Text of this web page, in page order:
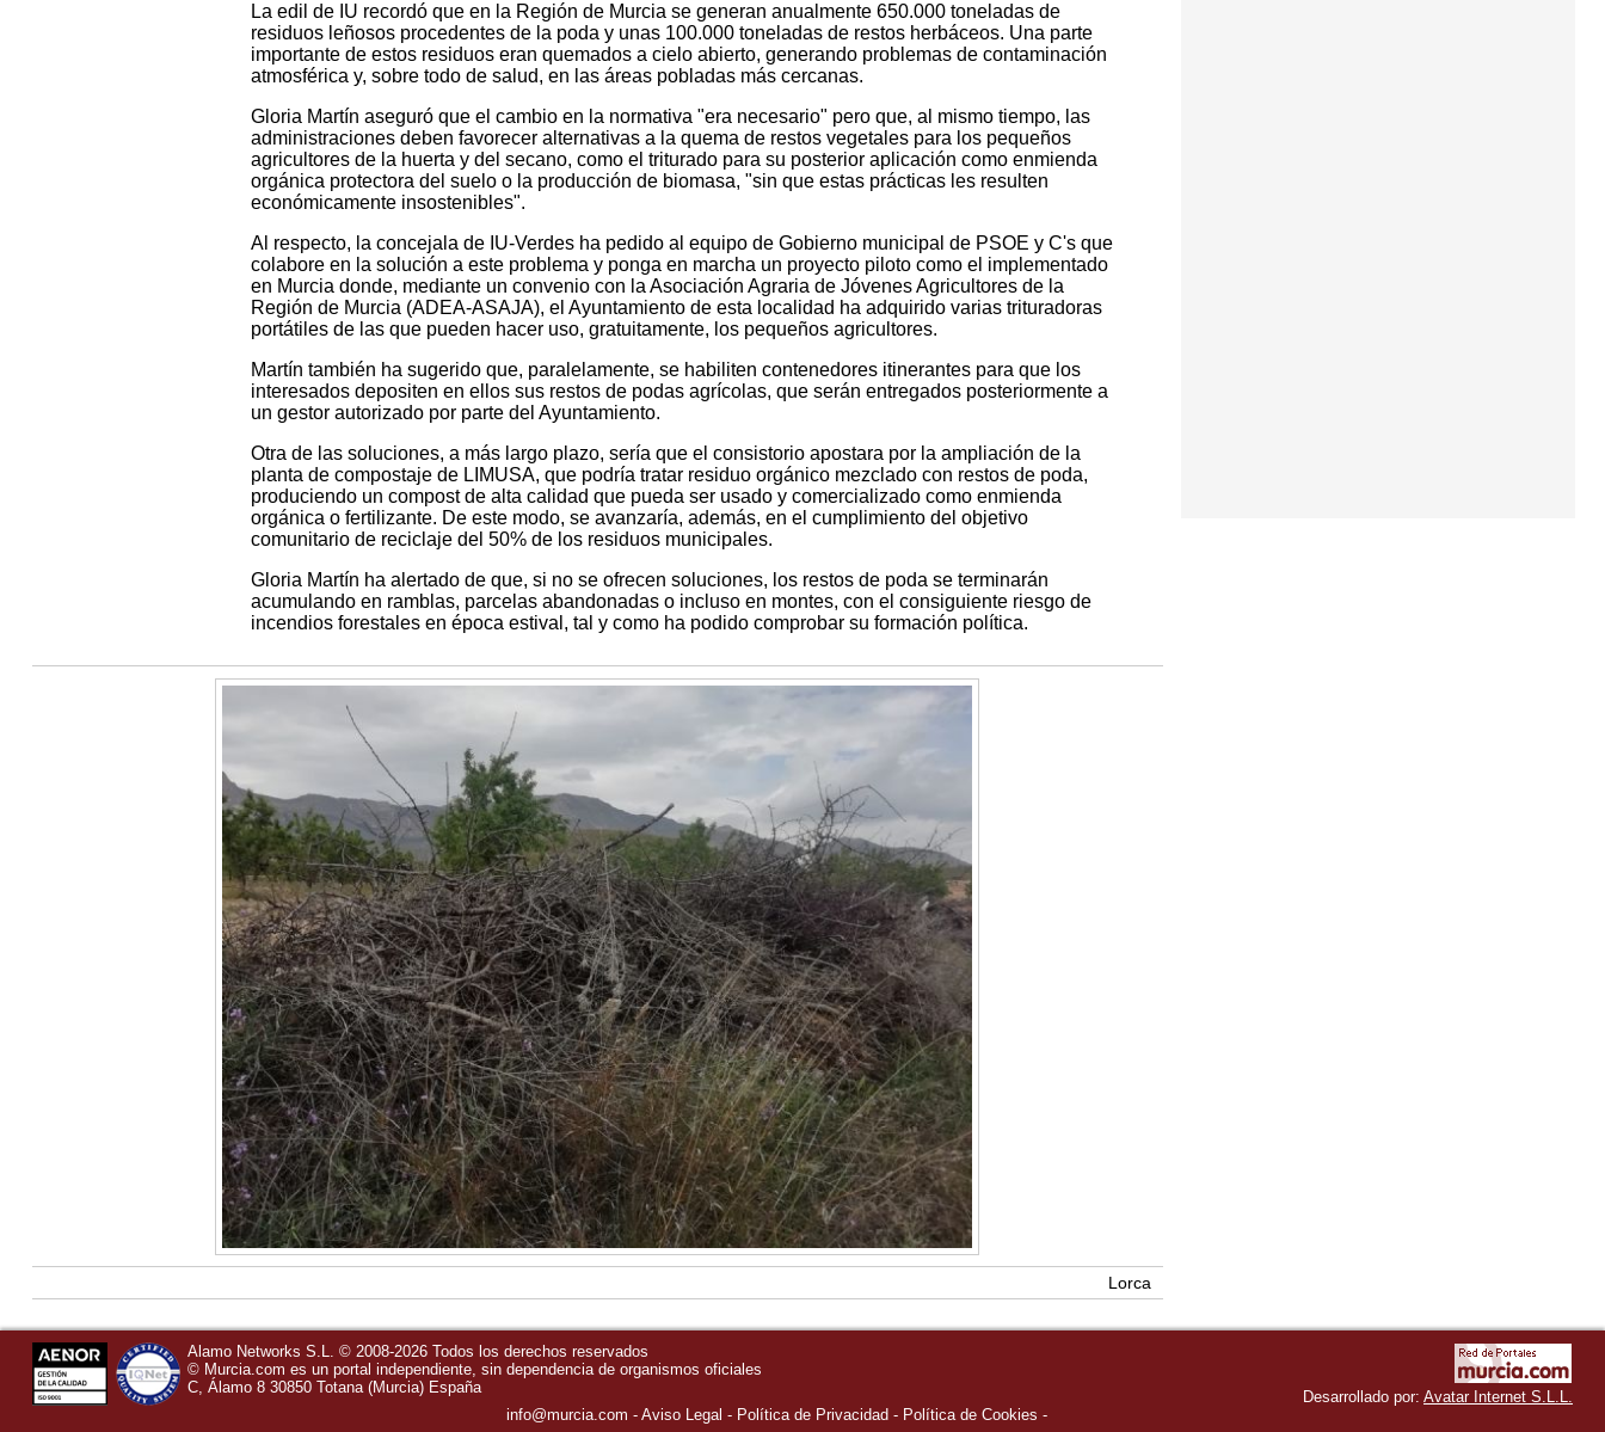
La edil de IU recordó que en la Región de Murcia se generan anualmente 650.000 toneladas de
residuos leñosos procedentes de la poda y unas 100.000 toneladas de restos herbáceos. Una parte
importante de estos residuos eran quemados a cielo abierto, generando problemas de contaminación
atmosférica y, sobre todo de salud, en las áreas pobladas más cercanas.
Gloria Martín aseguró que el cambio en la normativa "era necesario" pero que, al mismo tiempo, las
administraciones deben favorecer alternativas a la quema de restos vegetales para los pequeños
agricultores de la huerta y del secano, como el triturado para su posterior aplicación como enmienda
orgánica protectora del suelo o la producción de biomasa, "sin que estas prácticas les resulten
económicamente insostenibles".
Al respecto, la concejala de IU-Verdes ha pedido al equipo de Gobierno municipal de PSOE y C's que
colabore en la solución a este problema y ponga en marcha un proyecto piloto como el implementado
en Murcia donde, mediante un convenio con la Asociación Agraria de Jóvenes Agricultores de la
Región de Murcia (ADEA-ASAJA), el Ayuntamiento de esta localidad ha adquirido varias trituradoras
portátiles de las que pueden hacer uso, gratuitamente, los pequeños agricultores.
Martín también ha sugerido que, paralelamente, se habiliten contenedores itinerantes para que los
interesados depositen en ellos sus restos de podas agrícolas, que serán entregados posteriormente a
un gestor autorizado por parte del Ayuntamiento.
Otra de las soluciones, a más largo plazo, sería que el consistorio apostara por la ampliación de la
planta de compostaje de LIMUSA, que podría tratar residuo orgánico mezclado con restos de poda,
produciendo un compost de alta calidad que pueda ser usado y comercializado como enmienda
orgánica o fertilizante. De este modo, se avanzaría, además, en el cumplimiento del objetivo
comunitario de reciclaje del 50% de los residuos municipales.
Gloria Martín ha alertado de que, si no se ofrecen soluciones, los restos de poda se terminarán
acumulando en ramblas, parcelas abandonadas o incluso en montes, con el consiguiente riesgo de
incendios forestales en época estival, tal y como ha podido comprobar su formación política.
Lorca
Alamo Networks S.L. © 2008-2026 Todos los derechos reservados
© Murcia.com es un portal independiente, sin dependencia de organismos oficiales
C, Álamo 8 30850 Totana (Murcia) España
info@murcia.com
Aviso Legal Política de Privacidad - Política de Cookies
Desarrollado por: Avatar Internet S.L.L.